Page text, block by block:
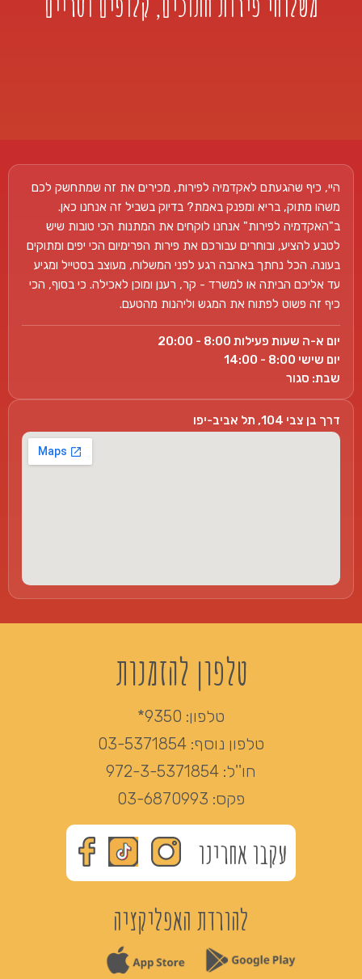
היי, כיף שהגעתם לאקדמיה לפירות, מכירים את זה שמתחשק לכם
משהו מתוק, בריא ומפנק באמת? בדיוק בשביל זה אנחנו כאן.
ב"האקדמיה לפירות" אנחנו לוקחים את המתנות הכי טובות שיש
לטבע להציע, ובוחרים עבורכם את פירות הפרימיום הכי יפים ומתוקים
בעונה. הכל נחתך באהבה רגע לפני המשלוח, מעוצב בסטייל ומגיע
עד אליכם הביתה או למשרד - קר, רענן ומוכן לאכילה. כי בסוף, הכי
כיף זה פשוט לפתוח את המגש וליהנות מהטעם.
יום א-ה שעות פעילות 8:00 - 20:00
יום שישי 8:00 - 14:00
שבת: סגור
דרך בן צבי 104, תל אביב-יפו
טלפון להזמנות
טלפון: 9350*
טלפון נוסף: 03-5371854
חו''ל: 972-3-5371854
פקס: 03-6870993
עקבו אחרינו
להורדת האפליקציה